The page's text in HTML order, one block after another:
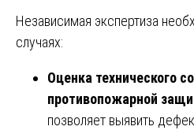
Независимая экспертиза
случаях:
Оценка технического
противопожарной
позволяет выявить